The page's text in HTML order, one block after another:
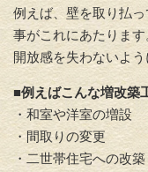
例えば、壁を取り払
事がこれにあたります
開放感を失わないよ
■例えばこんな増改築
・和室や洋室の増設
・間取りの変更
・二世帯住宅への改築